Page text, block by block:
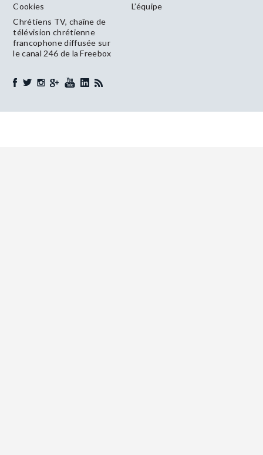
Cookies
L’équipe
Chrétiens TV, chaîne de
télévision chrétienne
francophone diffusée sur
le canal 246 de la Freebox